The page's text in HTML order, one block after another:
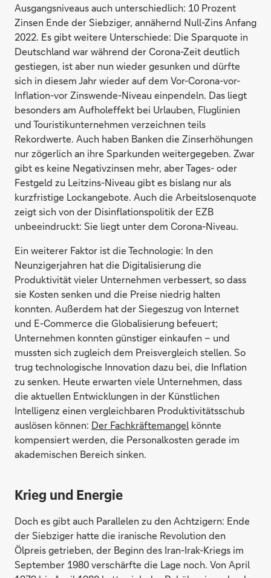
Ausgangsniveaus auch unterschiedlich: 10 Prozent
Zinsen Ende der Siebziger, annähernd Null-Zins Anfang
2022. Es gibt weitere Unterschiede: Die Sparquote in
Deutschland war während der Corona-Zeit deutlich
gestiegen, ist aber nun wieder gesunken und dürfte
sich in diesem Jahr wieder auf dem Vor-Corona-vor-
Inflation-vor Zinswende-Niveau einpendeln. Das liegt
besonders am Aufholeffekt bei Urlauben, Fluglinien
und Touristikunternehmen verzeichnen teils
Rekordwerte. Auch haben Banken die Zinserhöhungen
nur zögerlich an ihre Sparkunden weitergegeben. Zwar
gibt es keine Negativzinsen mehr, aber Tages- oder
Festgeld zu Leitzins-Niveau gibt es bislang nur als
kurzfristige Lockangebote. Auch die Arbeitslosenquote
zeigt sich von der Disinflationspolitik der EZB
unbeeindruckt: Sie liegt unter dem Corona-Niveau.
Ein weiterer Faktor ist die Technologie: In den
Neunzigerjahren hat die Digitalisierung die
Produktivität vieler Unternehmen verbessert, so dass
sie Kosten senken und die Preise niedrig halten
konnten. Außerdem hat der Siegeszug von Internet
und E-Commerce die Globalisierung befeuert;
Unternehmen konnten günstiger einkaufen – und
mussten sich zugleich dem Preisvergleich stellen. So
trug technologische Innovation dazu bei, die Inflation
zu senken. Heute erwarten viele Unternehmen, dass
die aktuellen Entwicklungen in der Künstlichen
Intelligenz einen vergleichbaren Produktivitätsschub
auslösen können: Der Fachkräftemangel könnte
kompensiert werden, die Personalkosten gerade im
akademischen Bereich sinken.
Krieg und Energie
Doch es gibt auch Parallelen zu den Achtzigern: Ende
der Siebziger hatte die iranische Revolution den
Ölpreis getrieben, der Beginn des Iran-Irak-Kriegs im
September 1980 verschärfte die Lage noch. Von April